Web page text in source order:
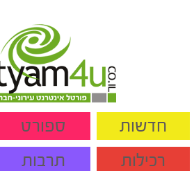
חדשות ספורט
רכילות
תרבות